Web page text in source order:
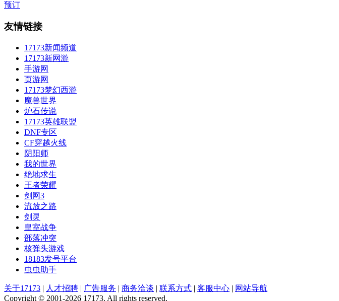
预订
友情链接
17173新闻频道
17173新网游
手游网
页游网
17173梦幻西游
魔兽世界
炉石传说
17173英雄联盟
DNF专区
CF穿越火线
阴阳师
我的世界
绝地求生
王者荣耀
剑网3
流放之路
剑灵
皇室战争
部落冲突
核弹头游戏
18183发号平台
虫虫助手
关于17173 | 人才招聘 | 广告服务 | 商务洽谈 | 联系方式 | 客服中心 | 网站导航
Copyright © 2001-2026 17173. All rights reserved.